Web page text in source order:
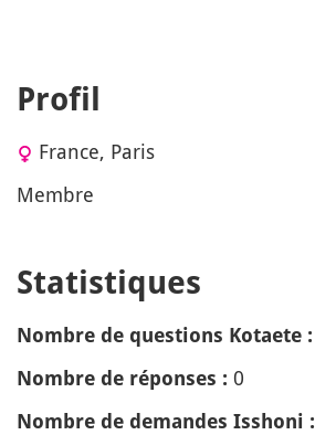
Profil
France, Paris
Membre
Statistiques
Nombre de questions Kotaete :
Nombre de réponses : 0
Nombre de demandes Isshoni :